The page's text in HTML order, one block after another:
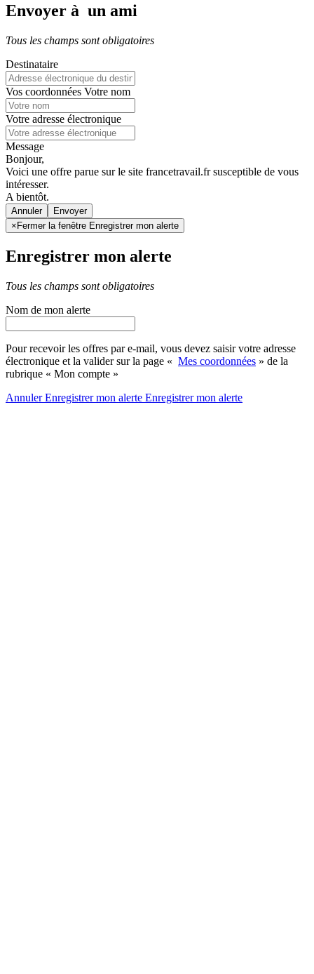
Envoyer à un ami
Tous les champs sont obligatoires
Destinataire
Vos coordonnées Votre nom
Votre adresse électronique
Message
Bonjour,
Voici une offre parue sur le site francetravail.fr susceptible de vous
intéresser.
A bientôt.
Annuler
× Fermer la fenêtre Enregistrer mon alerte
Enregistrer mon alerte
Tous les champs sont obligatoires
Nom de mon alerte
Pour recevoir les offres par e-mail, vous devez saisir votre adresse
électronique et la valider sur la page « Mes coordonnées » de la
rubrique « Mon compte »
AnnulerEnregistrer mon alerte Enregistrermon alerte